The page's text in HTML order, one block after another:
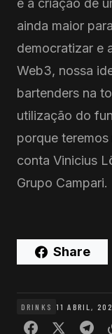
e a criação de
ainda maior
democratizar e
Web3, nossa
bartenders na
utilização do
porque teremos
conta Vinicius
Grupo Campari.
Share
DRINKS 11 ABRIL,